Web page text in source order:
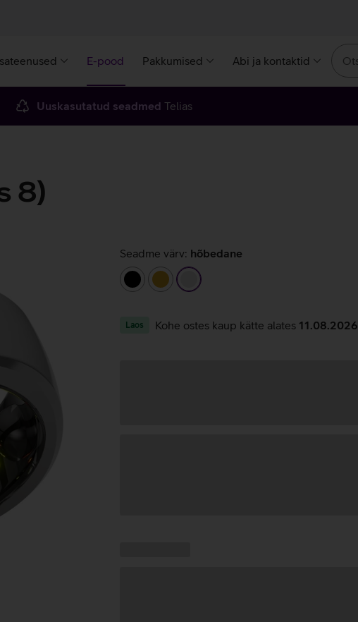
E-pood Pakkumised Abi ja kontaktid
Uuskasutatud seadmed Telias
8)
Seadme värv: hõbedane
must
kuldne hõbedane
Laos Kohe ostes kaup kätte alates 11.08.2026